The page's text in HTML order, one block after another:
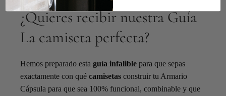
¿Quieres recibir nuestra Guía
La camiseta perfecta?​
Hemos preparado esta guía infalible para que sepas
exactamente con qué camisetas construir tu Armario
Cápsula para que sea 100% funcional, combinable y que